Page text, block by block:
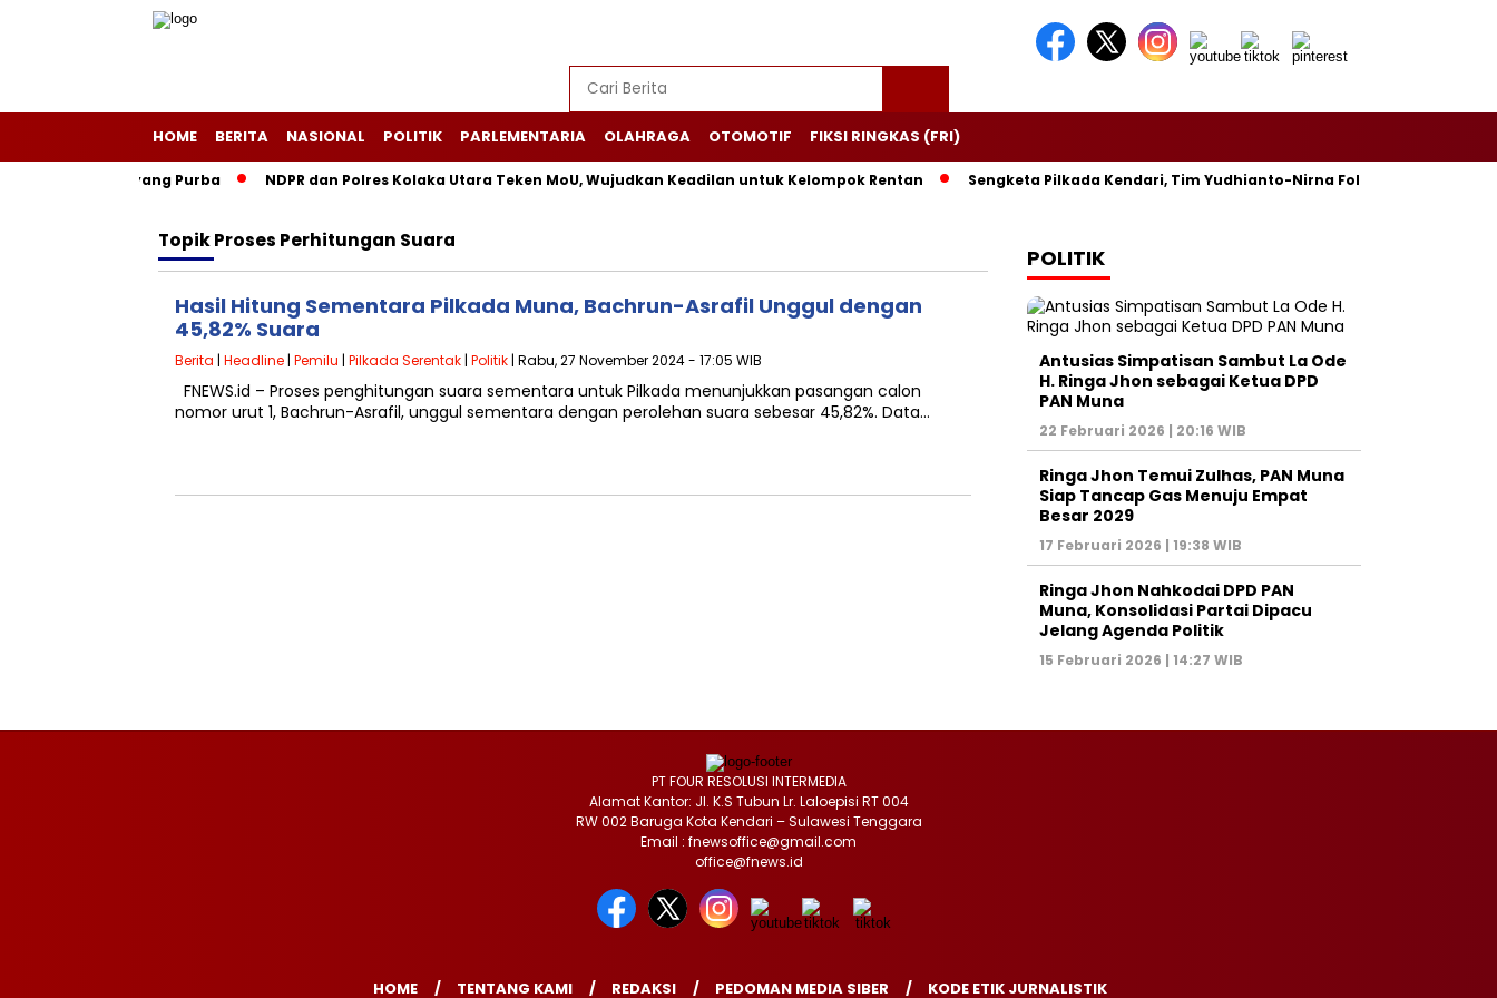
HOME BERITA NASIONAL POLITIK PARLEMENTARIA OLAHRAGA OTOMOTIF FIKSI RINGKAS (FRI)
Layang-Layang Purba NDPR dan Polres Kolaka Utara Teken MoU, Wujudkan Keadilan untuk Kelompok Rentan Sengketa Pilkada Kendari, Tim Yudhianto-Nirna Fokus Siapkan Bukti di
TopikProses Perhitungan Suara
Hasil Hitung Sementara Pilkada Muna, Bachrun-Asrafil Unggul dengan
45,82% Suara
Berita | Headline | Pemilu | Pilkada Serentak | Politik | Rabu, 27 November 2024 - 17:05 WIB
FNEWS.id – Proses penghitungan suara sementara untuk Pilkada menunjukkan pasangan calon
nomor urut 1, Bachrun-Asrafil, unggul sementara dengan perolehan suara sebesar 45,82%. Data…
POLITIK
Antusias Simpatisan Sambut La Ode
H. Ringa Jhon sebagai Ketua DPD
PAN Muna
22 Februari 2026 | 20:16 WIB
Ringa Jhon Temui Zulhas, PAN Muna
Siap Tancap Gas Menuju Empat
Besar 2029
17 Februari 2026 | 19:38 WIB
Ringa Jhon Nahkodai DPD PAN
Muna, Konsolidasi Partai Dipacu
Jelang Agenda Politik
15 Februari 2026 | 14:27 WIB
PT FOUR RESOLUSI INTERMEDIA
Alamat Kantor: Jl. K.S Tubun Lr. Laloepisi RT 004
RW 002 Baruga Kota Kendari – Sulawesi Tenggara
Email : fnewsoffice@gmail.com
office@fnews.id
HOME TENTANG KAMI REDAKSI PEDOMAN MEDIA SIBER KODE ETIK JURNALISTIK